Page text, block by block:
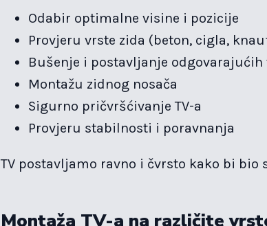
Odabir optimalne visine i pozicije
Provjeru vrste zida (beton, cigla,
Bušenje i postavljanje
Montažu zidnog nosača
Sigurno pričvršćivanje TV-a
Provjeru stabilnosti i poravnanja
TV postavljamo ravno i čvrsto kako bi bio
Montaža TV-a na različite